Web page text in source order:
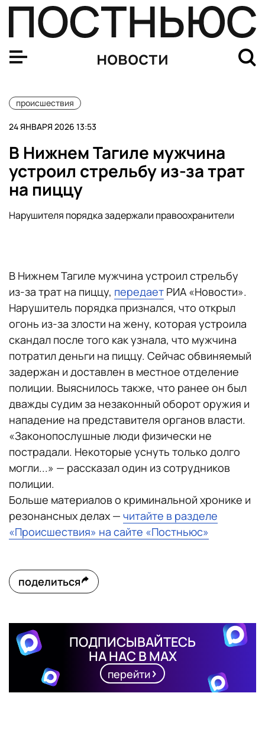
новости
происшествия
24 ЯНВАРЯ 2026 13:53
В Нижнем Тагиле мужчина
устроил стрельбу из-за трат
на пиццу
Нарушителя порядка задержали правоохранители
В Нижнем Тагиле мужчина устроил стрельбу
из-за трат на пиццу, передает РИА «Новости».
Нарушитель порядка признался, что открыл
огонь из-за злости на жену, которая устроила
скандал после того как узнала, что мужчина
потратил деньги на пиццу. Сейчас обвиняемый
задержан и доставлен в местное отделение
полиции. Выяснилось также, что ранее он был
дважды судим за незаконный оборот оружия и
нападение на представителя органов власти.
«Законопослушные люди физически не
пострадали. Некоторые уснуть только долго
могли...» — рассказал один из сотрудников
полиции.
Больше материалов о криминальной хронике и
резонансных делах — читайте в разделе
«Происшествия» на сайте «Постньюс»
поделиться
ПОДПИСЫВАЙТЕСЬ
НА НАС В MAX
перейти
В Краснодаре женщина получила глубокие ожоги